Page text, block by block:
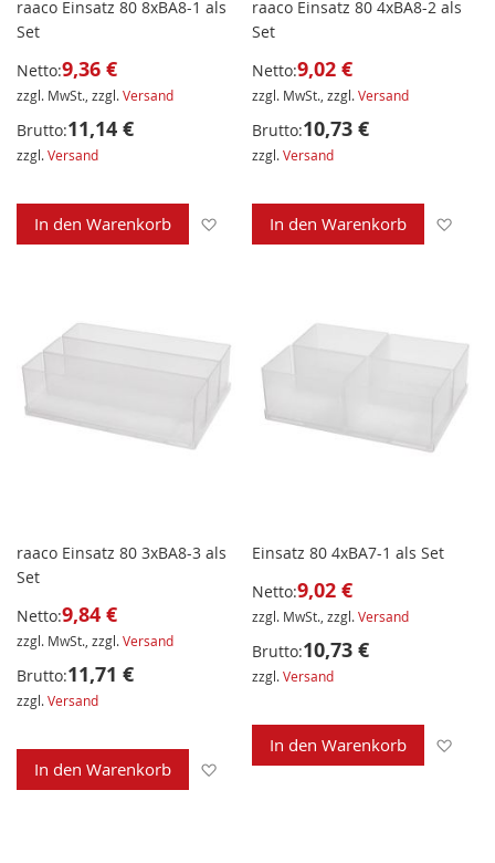
raaco Einsatz 80 8xBA8-1 als
Set
Netto:9,36 €
zzgl. MwSt., zzgl.Versand
Brutto:11,14 €
zzgl.Versand
In den Warenkorb Zur Wunschliste hinzufügen
raaco Einsatz 80 4xBA8-2 als
Set
Netto:9,02 €
zzgl. MwSt., zzgl.Versand
Brutto:10,73 €
zzgl.Versand
In den Warenkorb
raaco Einsatz 80 3xBA8-3 als
Set
Netto:9,84 €
zzgl. MwSt., zzgl.Versand
Brutto:11,71 €
zzgl.Versand
In den Warenkorb Zur Wunschliste hinzufügen
Einsatz 80 4xBA7-1 als Set
Netto:9,02 €
zzgl. MwSt., zzgl.Versand
Brutto:10,73 €
zzgl.Versand
In den Warenkorb